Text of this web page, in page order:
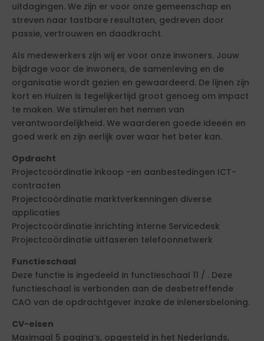
uitdagingen. We zijn er voor onze gemeenschap en
streven naar tastbare resultaten, gedreven door
passie, vertrouwen en daadkracht.
Als medewerkers zijn wij er voor onze inwoners. Jouw
bijdrage voor de inwoners, de samenleving en de
organisatie wordt gezien en gewaardeerd. De lijnen zijn
kort en Huizen is tegelijkertijd groot genoeg om impact
te maken. We stimuleren het nemen van
verantwoordelijkheid. We waarderen goede ideeën en
goed werk en zijn eerlijk over waar het beter kan.
Opdracht
Projectcoördinatie inkoop -en aanbestedingen ICT-
contracten
Projectcoördinatie marktverkenningen diverse
applicaties
Projectcoördinatie inrichting interne Servicedesk
Projectcoördinatie uitfaseren telefoonnetwerk
Functieschaal
Deze functie is ingedeeld in functieschaal 11 / . Deze
functieschaal is verbonden aan de desbetreffende
CAO van de opdrachtgever inzake de inlenersbeloning.
CV-eisen
Maximaal 5 pagina’s, opgesteld in het Nederlands,